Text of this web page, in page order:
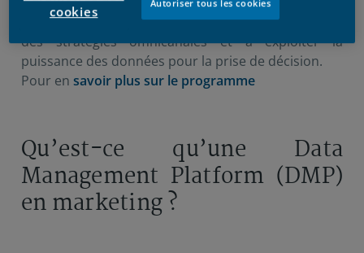
à maîtriser les outils de data marketing, à piloter
des stratégies omnicanales et à exploiter la
puissance des données pour la prise de décision.
Pour en savoir plus sur le programme
Qu’est-ce qu’une Data
Management Platform (DMP)
en marketing ?
cookies
Autoriser tous les cookies